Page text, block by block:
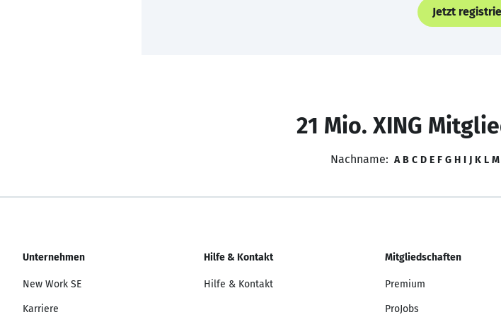
Jetzt
21 Mio. XING
Nachname: A B C D E F G H I J K L M
Unternehmen
New Work SE
Karriere
Hilfe & Kontakt
Hilfe & Kontakt
Mitgliedschaften
Premium
ProJobs